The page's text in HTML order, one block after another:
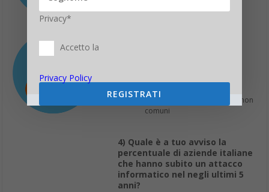
maligno?
I link sono strani o i file
contenuti hanno estensioni non
comuni
4) Quale è a tuo avviso la
percentuale di aziende italiane
che hanno subito un attacco
informatico nel negli ultimi 5
anni?
Privacy*
Accetto la
Privacy Policy
REGISTRATI